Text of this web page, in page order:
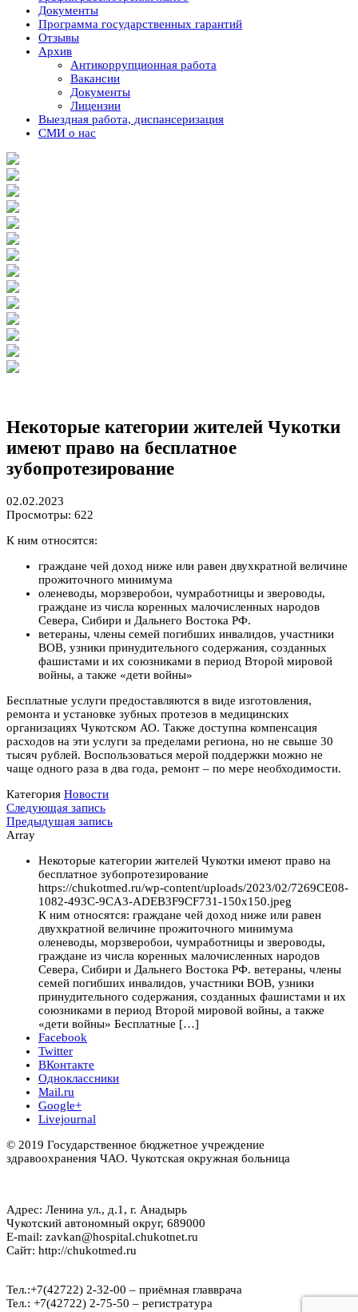
Документы
Программа государственных гарантий
Отзывы
Архив
Антикоррупционная работа
Вакансии
Документы
Лицензии
Выездная работа, диспансеризация
СМИ о нас
Некоторые категории жителей Чукотки
имеют право на бесплатное
зубопротезирование
02.02.2023
Просмотры: 622
К ним относятся:
граждане чей доход ниже или равен двухкратной величине
прожиточного минимума
оленеводы, морзверобои, чумработницы и звероводы,
граждане из числа коренных малочисленных народов
Севера, Сибири и Дальнего Востока РФ.
ветераны, члены семей погибших инвалидов, участники
ВОВ, узники принудительного содержания, созданных
фашистами и их союзниками в период Второй мировой
войны, а также «дети войны»
Бесплатные услуги предоставляются в виде изготовления,
ремонта и установке зубных протезов в медицинских
организациях Чукотском АО. Также доступна компенсация
расходов на эти услуги за пределами региона, но не свыше 30
тысяч рублей. Воспользоваться мерой поддержки можно не
чаще одного раза в два года, ремонт – по мере необходимости.
Категория Новости
Навигация
по
записям
Следующая записьСледующая
запись
Предыдущая записьПредыдущая
Array
Некоторые категории жителей Чукотки имеют право на
бесплатное зубопротезирование
https://chukotmed.ru/wp-content/uploads/2023/02/7269CE08-
1082-493C-9CA3-ADEB3F9CF731-150x150.jpeg
К ним относятся: граждане чей доход ниже или равен
двухкратной величине прожиточного минимума
оленеводы, морзверобои, чумработницы и звероводы,
граждане из числа коренных малочисленных народов
Севера, Сибири и Дальнего Востока РФ. ветераны, члены
семей погибших инвалидов, участники ВОВ, узники
принудительного содержания, созданных фашистами и их
союзниками в период Второй мировой войны, а также
«дети войны» Бесплатные […]
Facebook
Twitter
ВКонтакте
Одноклассники
Mail.ru
Google+
Livejournal
© 2019 Государственное бюджетное учреждение
здравоохранения ЧАО. Чукотская окружная больница
Адрес: Ленина ул., д.1, г. Анадырь
Чукотский автономный округ, 689000
E-mail: zavkan@hospital.chukotnet.ru
Сайт: http://chukotmed.ru
Тел.:+7(42722) 2-32-00 – приёмная главврача
Тел.: +7(42722) 2-75-50 – регистратура